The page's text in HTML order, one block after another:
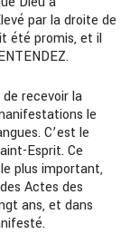
par la droite de
été promis, et il
recevoir la
le
C’est le
Esprit. Ce
plus important,
Actes des
ans, et dans